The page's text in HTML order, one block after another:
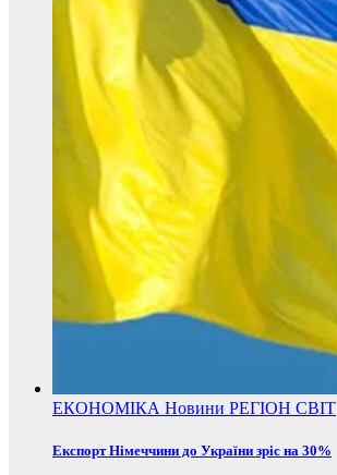
ЕКОНОМІКА Новини РЕГІОН СВІТ
Експорт Німеччини до України зріс на 30%